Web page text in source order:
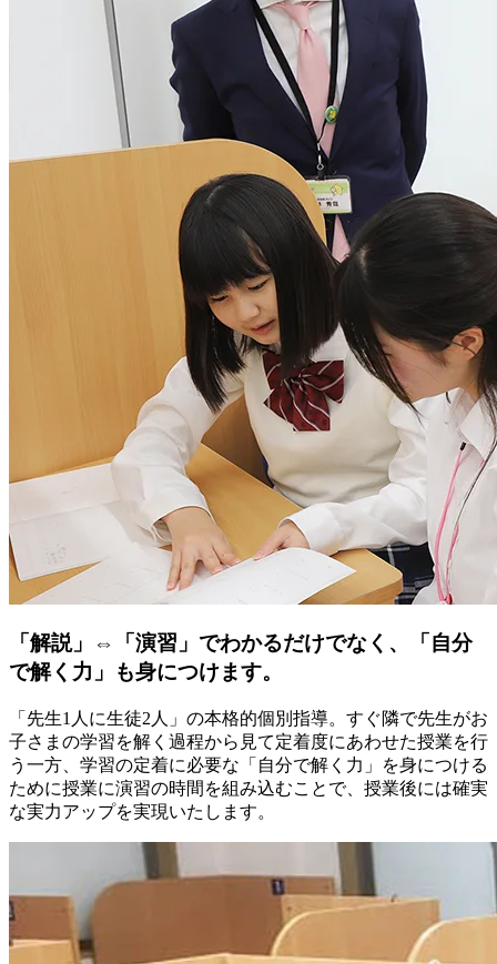
「解説」⇔「演習」でわかるだけでなく、「自分
で解く力」も身につけます。
「先生1人に生徒2人」の本格的個別指導。すぐ隣で先生がお
子さまの学習を解く過程から見て定着度にあわせた授業を行
う一方、学習の定着に必要な「自分で解く力」を身につける
ために授業に演習の時間を組み込むことで、授業後には確実
な実力アップを実現いたします。